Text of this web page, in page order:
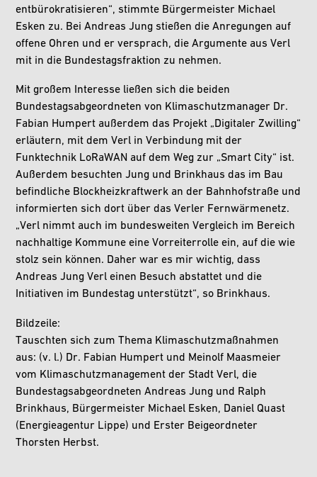
entbürokratisieren“, stimmte Bürgermeister Michael
Esken zu. Bei Andreas Jung stießen die Anregungen auf
offene Ohren und er versprach, die Argumente aus Verl
mit in die Bundestagsfraktion zu nehmen.
Mit großem Interesse ließen sich die beiden
Bundestagsabgeordneten von Klimaschutzmanager Dr.
Fabian Humpert außerdem das Projekt „Digitaler Zwilling“
erläutern, mit dem Verl in Verbindung mit der
Funktechnik LoRaWAN auf dem Weg zur „Smart City“ ist.
Außerdem besuchten Jung und Brinkhaus das im Bau
befindliche Blockheizkraftwerk an der Bahnhofstraße und
informierten sich dort über das Verler Fernwärmenetz.
„Verl nimmt auch im bundesweiten Vergleich im Bereich
nachhaltige Kommune eine Vorreiterrolle ein, auf die wie
stolz sein können. Daher war es mir wichtig, dass
Andreas Jung Verl einen Besuch abstattet und die
Initiativen im Bundestag unterstützt“, so Brinkhaus.
Bildzeile:
Tauschten sich zum Thema Klimaschutzmaßnahmen
aus: (v. l.) Dr. Fabian Humpert und Meinolf Maasmeier
vom Klimaschutzmanagement der Stadt Verl, die
Bundestagsabgeordneten Andreas Jung und Ralph
Brinkhaus, Bürgermeister Michael Esken, Daniel Quast
(Energieagentur Lippe) und Erster Beigeordneter
Thorsten Herbst.